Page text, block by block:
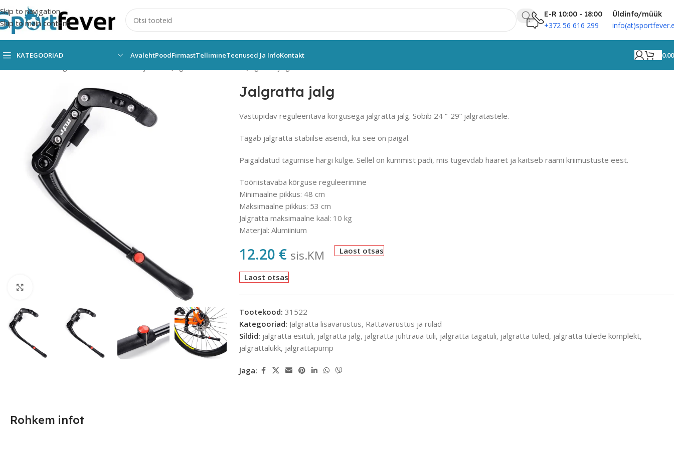
Skip to navigation
Skip to main content
E-R 10:00 - 18:00
+372 56 616 299
Üldinfo/müük
KATEGOORIAD AvalehtPoodFirmastTellimineTeenused Ja InfoKontakt
Jalgratta jalg
Vastupidav reguleeritava kõrgusega jalgratta jalg. Sobib 24 “-29” jalgratastele.
Tagab jalgratta stabiilse asendi, kui see on paigal.
Paigaldatud tagumise hargi külge. Sellel on kummist padi, mis tugevdab haaret ja kaitseb raami kriimustuste eest.
Tööriistavaba kõrguse reguleerimine
Minimaalne pikkus: 48 cm
Maksimaalne pikkus: 53 cm
Jalgratta maksimaalne kaal: 10 kg
Materjal: Alumiinium
12.20 € sis.KM Laost otsas
Laost otsas
Tootekood:31522
Kategooriad: Jalgratta lisavarustus, Rattavarustus ja rulad
Sildid: jalgratta esituli, jalgratta jalg, jalgratta juhtraua tuli, jalgratta tagatuli, jalgratta tuled, jalgratta tulede komplekt,
jalgrattalukk, jalgrattapump
Jaga:
Rohkem infot